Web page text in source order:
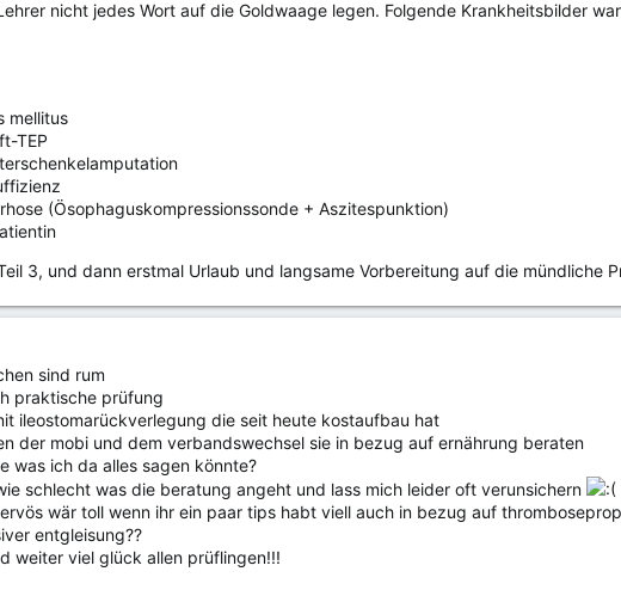
nicht jedes Wort auf die Goldwaage legen. Folgende Krankheitsbilder
mellitus
TEP
(Ösophaguskompressionssonde + Aszitespunktion)
3, und dann erstmal Urlaub und langsame Vorbereitung auf die mündliche
sind rum
praktische prüfung
ileostomarückverlegung die seit heute kostaufbau hat
der mobi und dem verbandswechsel sie in bezug auf ernährung beraten
was ich da alles sagen könnte?
schlecht was die beratung angeht und lass mich leider oft verunsichern
wär toll wenn ihr ein paar tips habt viell auch in bezug auf
entgleisung??
weiter viel glück allen prüflingen!!!